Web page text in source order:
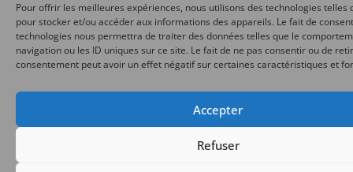
Pour offrir les meilleures expériences, nous utilisons des technologies telles
pour stocker et/ou accéder aux informations des appareils. Le fait de
technologies nous permettra de traiter des données telles que le
navigation ou les ID uniques sur ce site. Le fait de ne pas consentir ou de
consentement peut avoir un effet négatif sur certaines caractéristiques et
Accepter
Refuser